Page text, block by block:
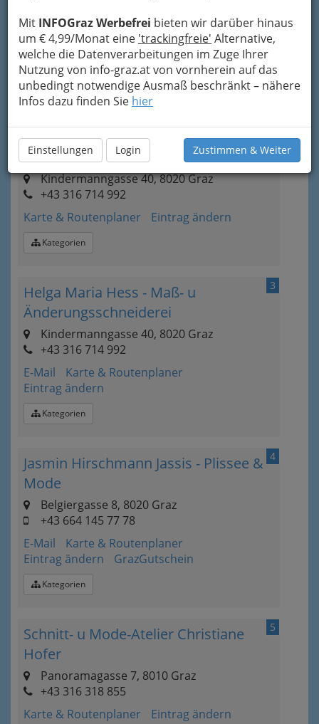
Mit INFOGraz Werbefrei bieten wir darüber hinaus
um € 4,99/Monat eine 'trackingfreie' Alternative,
welche die Datenverarbeitungen im Zuge Ihrer
Nutzung von info-graz.at von vornherein auf das
unbedingt notwendige Ausmaß beschränkt – nähere
Infos dazu finden Sie hier
Einstellungen Login Zustimmen & Weiter
Hera
Münzgrabenstraße 20, 8010 Graz
+43 316 811 046
Karte & Routenplaner
Eintrag ändern
Kategorien
2
Helga Heß
Kindermanngasse 40, 8020 Graz
+43 316 714 992
Karte & Routenplaner
Eintrag ändern
Kategorien
3
Helga Maria Hess - Maß- u
Änderungsschneiderei
Kindermanngasse 40, 8020 Graz
+43 316 714 992
E-Mail
Karte & Routenplaner
Eintrag ändern
Kategorien
4
Jasmin Hirschmann Jassis - Plissee &
Mode
Belgiergasse 8, 8020 Graz
+43 664 145 77 78
E-Mail
Karte & Routenplaner
Eintrag ändern
GrazGutschein
Kategorien
5
Schnitt- u Mode-Atelier Christiane
Hofer
Panoramagasse 7, 8010 Graz
+43 316 318 855
Karte & Routenplaner
Eintrag ändern